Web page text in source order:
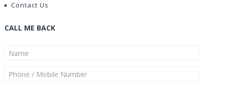
Contact Us
CALL ME BACK